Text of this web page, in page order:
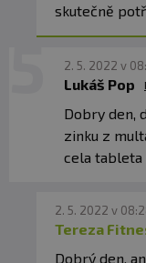
skutečně
2. 5. 2022 v
Lukáš Pop
Dobry den,
zinku z
cela tableta
2. 5. 2022 v
Tereza
Dobrý den,